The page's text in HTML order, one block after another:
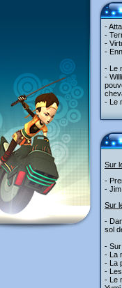
-
-
-
-
- Le
-
- Le
Sur
-
-
Sur
-
sol
-
- La
- La
-
- Le